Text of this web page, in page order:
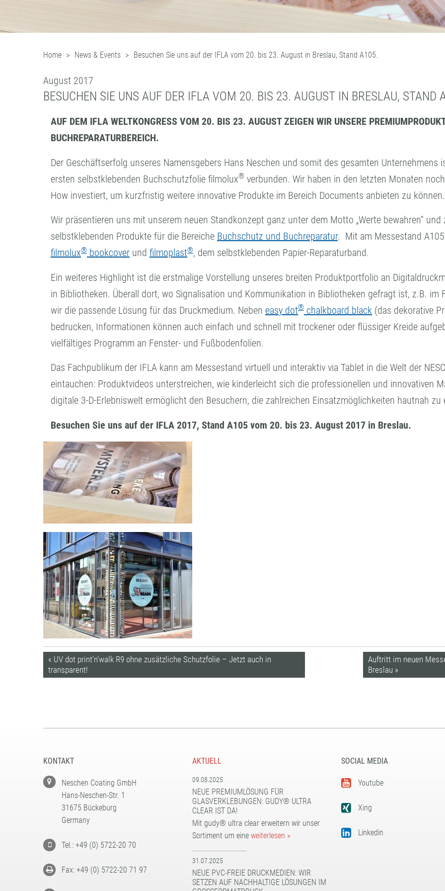
Home News & Events Besuchen Sie uns auf der IFLA vom 20. bis 23. August in Breslau, Stand A105.
August 2017
BESUCHEN SIE UNS AUF DER IFLA VOM 20. BIS 23. AUGUST IN BRESLAU, STAND
AUF DEM IFLA WELTKONGRESS VOM 20. BIS 23. AUGUST ZEIGEN WIR UNSERE
BUCHREPARATURBEREICH.
Der Geschäftserfolg unseres Namensgebers Hans Neschen und somit des gesamten
ersten selbstklebenden Buchschutzfolie filmolux® verbunden. Wir haben in den letzten Monaten
How investiert, um kurzfristig weitere innovative Produkte im Bereich Documents anbieten zu können.
Wir präsentieren uns mit unserem neuen Standkonzept ganz unter dem Motto „Werte bewahren“
selbstklebenden Produkte für die Bereiche Buchschutz und Buchreparatur. Mit am Messestand
filmolux® bookcover und filmoplast®, dem selbstklebenden Papier-Reparaturband.
Ein weiteres Highlight ist die erstmalige Vorstellung unseres breiten Produktportfolio an
in Bibliotheken. Überall dort, wo Signalisation und Kommunikation in Bibliotheken gefragt ist, z.B. im
wir die passende Lösung für das Druckmedium. Neben easy dot® chalkboard black (das dekorative
bedrucken, Informationen können auch einfach und schnell mit trockener oder flüssiger Kreide
vielfältiges Programm an Fenster- und Fußbodenfolien.
Das Fachpublikum der IFLA kann am Messestand virtuell und interaktiv via Tablet in die Welt der
eintauchen: Produktvideos unterstreichen, wie kinderleicht sich die professionellen und innovativen
digitale 3-D-Erlebniswelt ermöglicht den Besuchern, die zahlreichen Einsatzmöglichkeiten hautnah
Besuchen Sie uns auf der IFLA 2017, Stand A105 vom 20. bis 23. August 2017 in Breslau.
Auftritt im neuen
Breslau »
« UV dot print’n‘walk R9 ohne zusätzliche Schutzfolie – Jetzt auch in
transparent!
KONTAKT
Neschen Coating GmbH
Hans-Neschen-Str. 1
31675 Bückeburg
Germany
Tel.: +49 (0) 5722-20 70
Fax: +49 (0) 5722-20 71 97
AKTUELL
09.08.2025
NEUE PREMIUMLÖSUNG FÜR
GLASVERKLEBUNGEN: GUDY® ULTRA
CLEAR IST DA!
Mit gudy® ultra clear erweitern wir unser
Sortiment um eine weiterlesen »
31.07.2025
NEUE PVC-FREIE DRUCKMEDIEN: WIR
SETZEN AUF NACHHALTIGE LÖSUNGEN IM
SOCIAL MEDIA
Youtube
Xing
Linkedin